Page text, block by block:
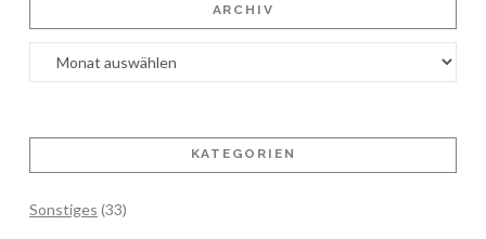
ARCHIV
Archiv
KATEGORIEN
Sonstiges (33)